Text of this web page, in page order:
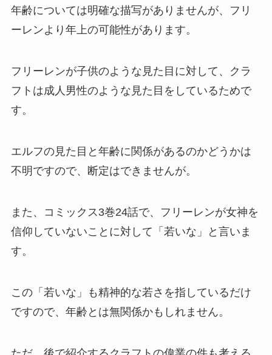
年齢については明確な描写がありませんが、フリ
ーレンより年上の可能性があります。
フリーレンが子供のような見た目に対して、クラ
フトは成人男性のような見た目をしているためで
す。
エルフの見た目と年齢に関係があるのかどうかは
不明ですので、断定はできませんが。
また、コミックス3巻24話で、フリーレンが女神を
信仰していないことに対して「若いな」と言いま
す。
この「若いな」も精神的な若さを指しているだけ
ですので、年齢とは無関係かもしれません。